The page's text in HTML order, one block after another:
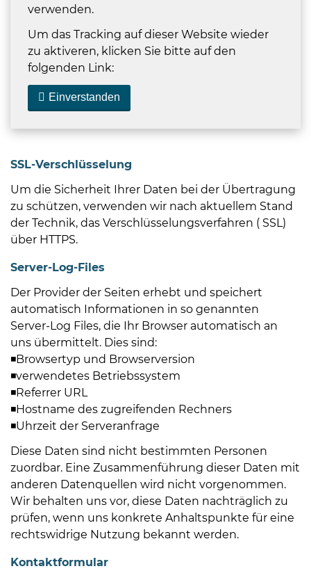
verwenden.
Um das Tracking auf dieser Website wieder
zu aktiveren, klicken Sie bitte auf den
folgenden Link:
Einverstanden
SSL-Verschlüsselung
Um die Sicherheit Ihrer Daten bei der Übertragung
zu schützen, verwenden wir nach aktuellem Stand
der Technik, das Verschlüsselungsverfahren ( SSL)
über HTTPS.
Server-Log-Files
Der Provider der Seiten erhebt und speichert
automatisch Informationen in so genannten
Server-Log Files, die Ihr Browser automatisch an
uns übermittelt. Dies sind:
◾Browsertyp und Browserversion
◾verwendetes Betriebssystem
◾Referrer URL
◾Hostname des zugreifenden Rechners
◾Uhrzeit der Serveranfrage
Diese Daten sind nicht bestimmten Personen
zuordbar. Eine Zusammenführung dieser Daten mit
anderen Datenquellen wird nicht vorgenommen.
Wir behalten uns vor, diese Daten nachträglich zu
prüfen, wenn uns konkrete Anhaltspunkte für eine
rechtswidrige Nutzung bekannt werden.
Kontaktformular